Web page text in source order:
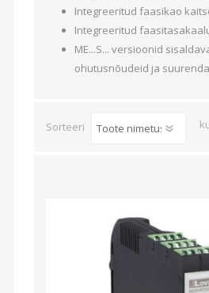
Integreeritud faasikao
Integreeritud
ME...S... versioonid
ohutusnõudeid ja
Sorteeri